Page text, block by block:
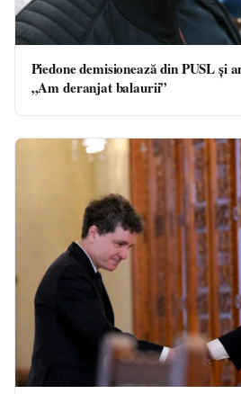
Piedone demisionează din PUSL și
„Am deranjat balaurii”